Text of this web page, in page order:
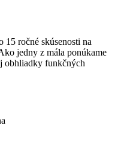
15 ročné skúsenosti na
jedny z mála ponúkame
obhliadky funkčných